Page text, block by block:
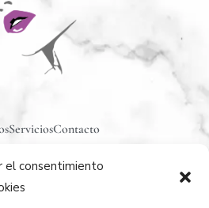
el consentimiento
ServiciosContacto